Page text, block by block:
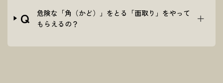
Q
危険な「角（かど）」をとる「面取り」をやって
もらえるの？